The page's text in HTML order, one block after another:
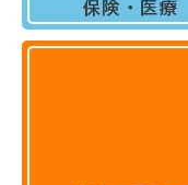
保険・医療